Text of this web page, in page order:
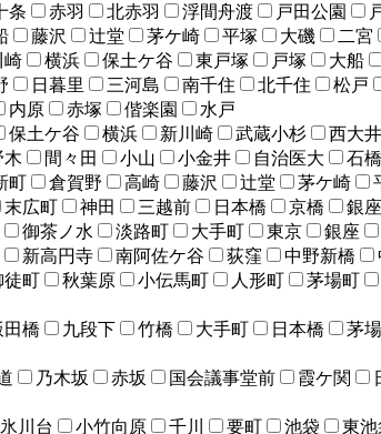
条 赤羽 北赤羽 浮間舟渡 戸田公園
藤沢 辻堂 茅ケ崎 平塚 大磯 二宮
崎 横浜 保土ケ谷 東戸塚 戸塚 大船
日暮里 三河島 南千住 北千住 松戸
内原 赤塚 偕楽園
水戸
保土ケ谷 横浜 新川崎 武蔵小杉 西大井
木 間々田 小山 小金井 自治医大 石橋
町 倉賀野 高崎 藤沢 辻堂 茅ケ崎
末広町 神田 三越前 日本橋 京橋 銀座
御茶ノ水 淡路町 大手町 東京 銀座
新高円寺 南阿佐ケ谷 荻窪 中野新橋
徒町 秋葉原 小伝馬町 人形町 茅場町
田橋 九段下 竹橋 大手町 日本橋 茅
乃木坂 赤坂 国会議事堂前 霞ケ関
氷川台 小竹向原 千川 要町 池袋 東池